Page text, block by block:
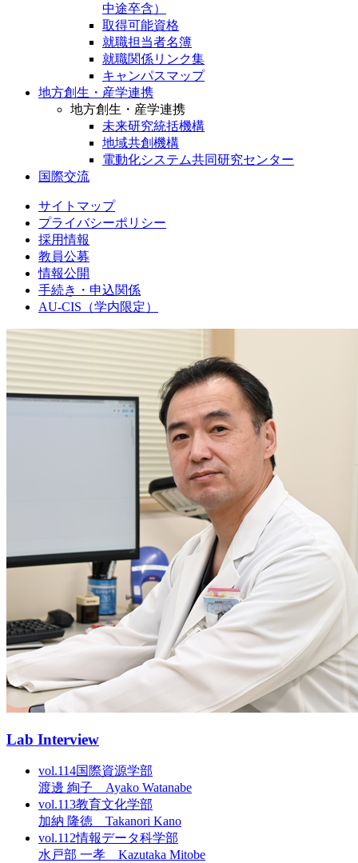
中途卒含）
取得可能資格
就職担当者名簿
就職関係リンク集
キャンパスマップ
地方創生・産学連携
地方創生・産学連携
未来研究統括機構
地域共創機構
電動化システム共同研究センター
国際交流
サイトマップ
プライバシーポリシー
採用情報
教員公募
情報公開
手続き・申込関係
AU-CIS（学内限定）
Lab Interview
vol.114国際資源学部
渡邊 絢子 Ayako Watanabe
vol.113教育文化学部
加納 隆徳 Takanori Kano
vol.112情報データ科学部
水戸部 一孝 Kazutaka Mitobe